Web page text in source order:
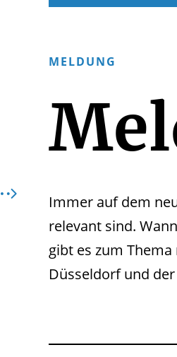

MELDUNG
Immer auf dem
relevant sind.
gibt es zum
Düsseldorf und der